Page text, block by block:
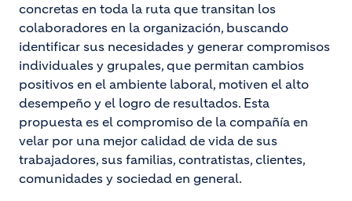
concretas en toda la ruta que transitan los
colaboradores en la organización, buscando
identificar sus necesidades y generar compromisos
individuales y grupales, que permitan cambios
positivos en el ambiente laboral, motiven el alto
desempeño y el logro de resultados. Esta
propuesta es el compromiso de la compañía en
velar por una mejor calidad de vida de sus
trabajadores, sus familias, contratistas, clientes,
comunidades y sociedad en general.